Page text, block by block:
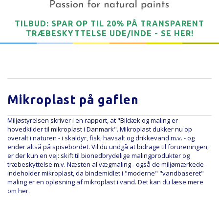
TILBUD: SPAR OP TIL 20% PÅ TRANSPARENT
TRÆBESKYTTELSE UDE/INDE - SE HER!
Mikroplast på gaflen
Miljøstyrelsen skriver i en rapport, at "Bildæk og maling er
hovedkilder til mikroplast i Danmark". Mikroplast dukker nu op
overalt i naturen - i skaldyr, fisk, havsalt og drikkevand m.v. - og
ender altså på spisebordet. Vil du undgå at bidrage til forureningen,
er der kun en vej: skift til bionedbrydelige malingprodukter og
træbeskyttelse m.v. Næsten al vægmaling - også de miljømærkede -
indeholder mikroplast, da bindemidlet i "moderne" "vandbaseret"
maling er en opløsning af mikroplast i vand. Det kan du læse mere
om her.